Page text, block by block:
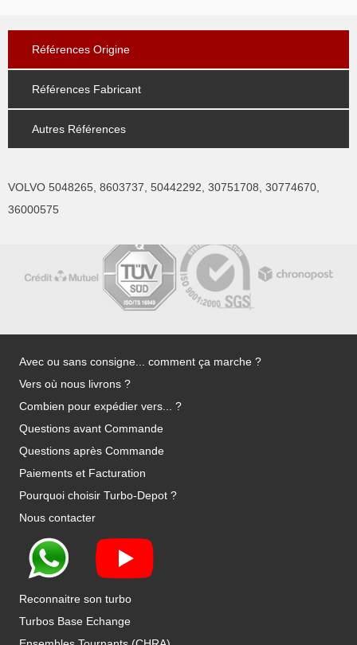
Références Origine
Références Fabricant
Autres Références
VOLVO 5048265, 8603737, 50442292, 30751708, 30774670,
36000575
Avec ou sans consigne... comment ça marche ?
Vers où nous livrons ?
Combien pour expédier vers... ?
Questions avant Commande
Questions après Commande
Paiements et Facturation
Pourquoi choisir Turbo-Depot ?
Nous contacter
Reconnaitre son turbo
Turbos Base Echange